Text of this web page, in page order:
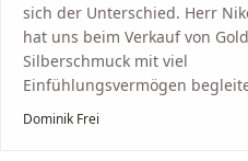
sich der Unterschied. Herr
hat uns beim Verkauf von
Silberschmuck mit viel
Einfühlungsvermögen
Zeit genommen und den
Dominik Frei